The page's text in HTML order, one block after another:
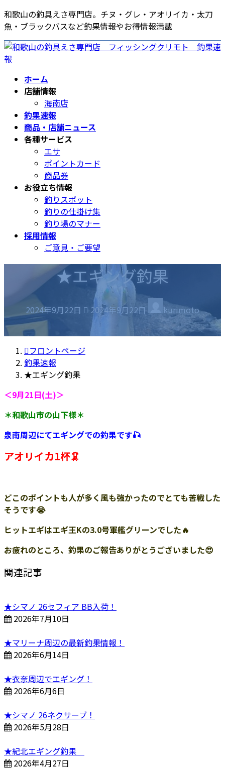
コ
ン
テ
ン
ツ
ナ
ビ
ゲ
ー
シ
和歌山の釣具えさ専門店。チヌ・グレ・アオリイカ・太刀
魚・ブラックバスなど釣果情報やお得情報満載
ホーム
店舗情報
海南店
釣果速報
商品・店舗ニュース
各種サービス
エサ
ポイントカード
商品券
お役立ち情報
釣りスポット
釣りの仕掛け集
釣り場のマナー
採用情報
ご意見・ご要望
★エギング釣果
2024年9月22日
終
更
新
2024年9月22日 kurimoto
フロントページ
釣果速報
★エギング釣果
＜9月21日(土)＞
＊和歌山市の山下様＊
泉南周辺にてエギングでの釣果です🎣
アオリイカ1杯🦑
どこのポイントも人が多く風も強かったのでとても苦戦した
そうです😭
ヒットエギはエギ王Kの3.0号軍艦グリーンでした🔥
お疲れのところ、釣果のご報告ありがとうございました😍
関連記事
★シマノ 26セフィア BB入荷！
2026年7月10日
★マリーナ周辺の最新釣果情報！
2026年6月14日
★衣奈周辺でエギング！
2026年6月6日
★シマノ 26ネクサーブ！
2026年5月28日
★紀北エギング釣果
2026年4月27日